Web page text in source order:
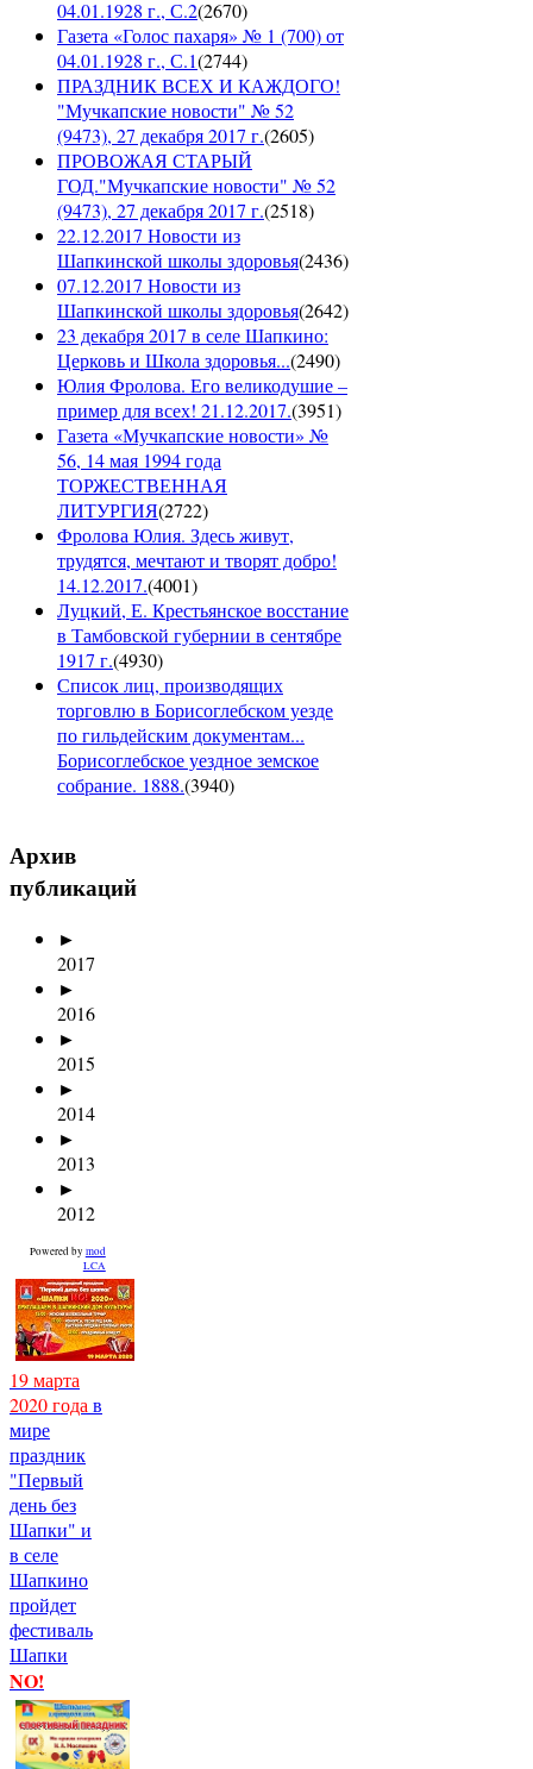
04.01.1928 г., С.2(2670)
Газета «Голос пахаря» № 1 (700) от
04.01.1928 г., С.1(2744)
ПРАЗДНИК ВСЕХ И КАЖДОГО!
"Мучкапские новости" № 52
(9473), 27 декабря 2017 г.(2605)
ПРОВОЖАЯ СТАРЫЙ
ГОД."Мучкапские новости" № 52
(9473), 27 декабря 2017 г.(2518)
22.12.2017 Новости из
Шапкинской школы здоровья(2436)
07.12.2017 Новости из
Шапкинской школы здоровья(2642)
23 декабря 2017 в селе Шапкино:
Церковь и Школа здоровья...(2490)
Юлия Фролова. Его великодушие –
пример для всех! 21.12.2017.(3951)
Газета «Мучкапские новости» №
56, 14 мая 1994 года
ТОРЖЕСТВЕННАЯ
ЛИТУРГИЯ(2722)
Фролова Юлия. Здесь живут,
трудятся, мечтают и творят добро!
14.12.2017.(4001)
Луцкий, Е. Крестьянское восстание
в Тамбовской губернии в сентябре
1917 г.(4930)
Список лиц, производящих
торговлю в Борисоглебском уезде
по гильдейским документам...
Борисоглебское уездное земское
собрание. 1888.(3940)
Архив
публикаций
►
2017
►
2016
►
2015
►
2014
►
2013
►
2012
Powered by mod
LCA
19 марта
2020 года в
мире
праздник
"Первый
день без
Шапки" и
в селе
Шапкино
пройдет
фестиваль
Шапки
NO!